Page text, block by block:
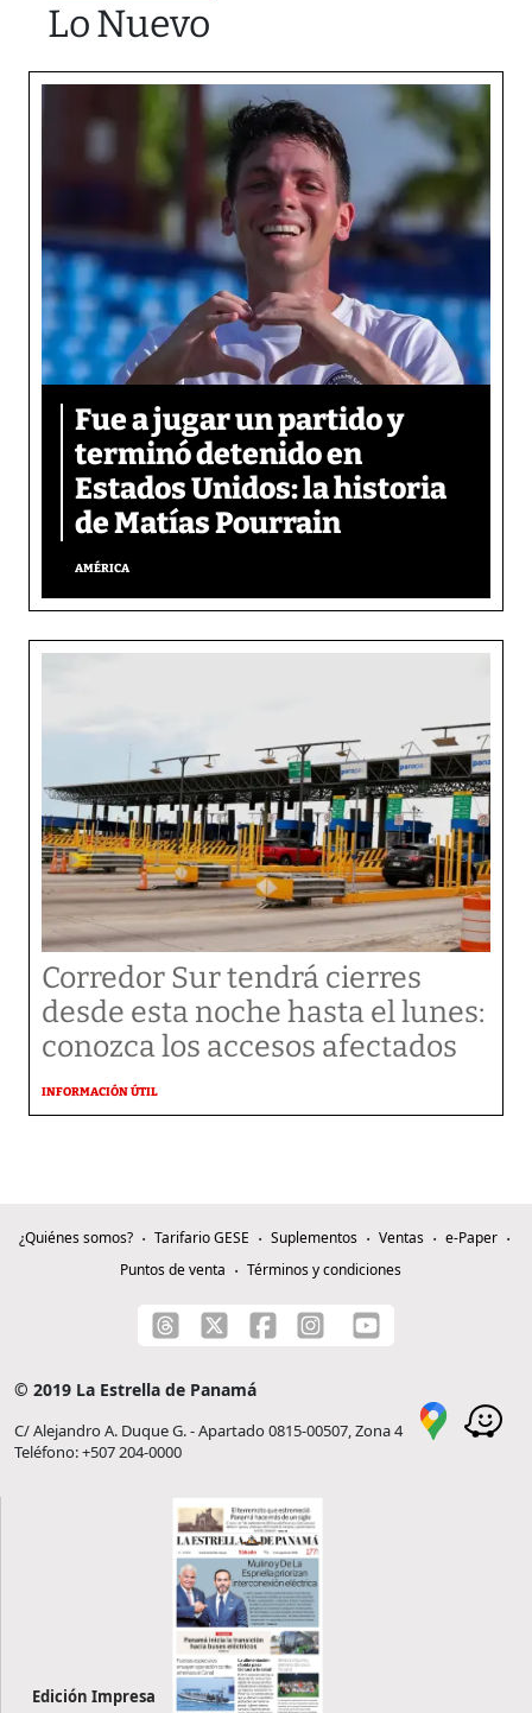
Lo Nuevo
Fue a jugar un partido y
terminó detenido en
Estados Unidos: la historia
de Matías Pourrain
AMÉRICA
Corredor Sur tendrá cierres
desde esta noche hasta el lunes:
conozca los accesos afectados
INFORMACIÓN ÚTIL
¿Quiénes somos? Tarifario GESE Suplementos Ventas
e-Paper
Puntos de venta
Términos y condiciones
© 2019 La Estrella de Panamá
C/ Alejandro A. Duque G. - Apartado 0815-00507, Zona 4
Teléfono: +507 204-0000
Edición Impresa